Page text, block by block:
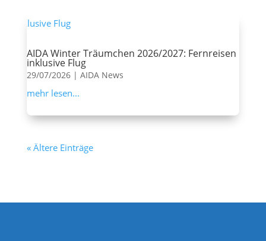
AIDA Winter Träumchen 2026/2027: Fernreisen
inklusive Flug
29/07/2026| AIDA News
mehr lesen...
« Ältere Einträge